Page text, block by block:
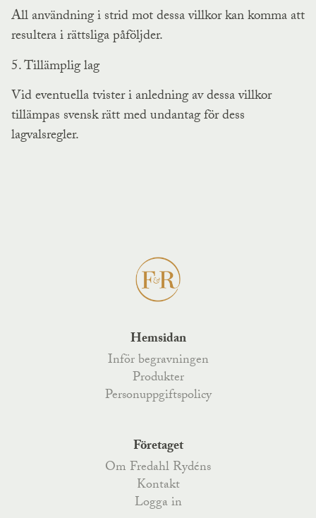
All användning i strid mot dessa villkor kan komma att
resultera i rättsliga påföljder.
5. Tillämplig lag
Vid eventuella tvister i anledning av dessa villkor
tillämpas svensk rätt med undantag för dess
lagvalsregler.
Hemsidan
Inför begravningen
Produkter
Personuppgiftspolicy
Företaget
Om Fredahl Rydéns
Kontakt
Logga in